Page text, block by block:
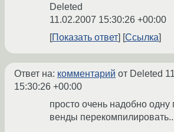
Deleted
11.02.2007 15:30:26 +00:00
Показать ответ
Ссылка
Ответ на: комментарий от Deleted
15:30:26 +00:00
просто очень надобно одну
венды